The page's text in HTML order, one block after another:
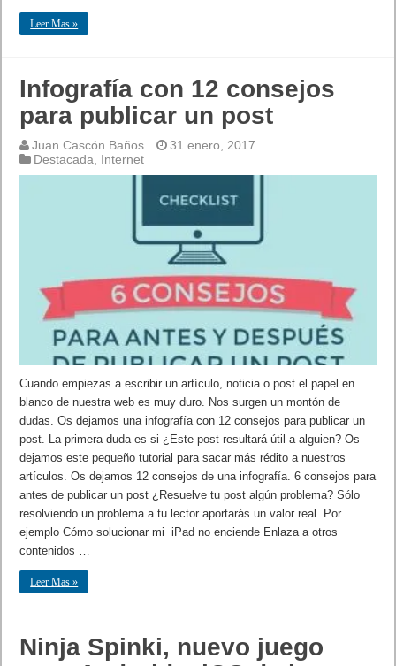
Leer Mas »
Infografía con 12 consejos
para publicar un post
Juan Cascón Baños
31 enero, 2017
Destacada
Internet
Cuando empiezas a escribir un artículo, noticia o post el papel en
blanco de nuestra web es muy duro. Nos surgen un montón de
dudas. Os dejamos una infografía con 12 consejos para publicar un
post. La primera duda es si ¿Este post resultará útil a alguien? Os
dejamos este pequeño tutorial para sacar más rédito a nuestros
artículos. Os dejamos 12 consejos de una infografía. 6 consejos para
antes de publicar un post ¿Resuelve tu post algún problema? Sólo
resolviendo un problema a tu lector aportarás un valor real. Por
ejemplo Cómo solucionar mi iPad no enciende Enlaza a otros
contenidos …
Leer Mas »
Ninja Spinki, nuevo juego